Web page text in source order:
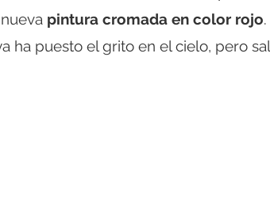
pintura cromada en color rojo
ha puesto el grito en el cielo, pero